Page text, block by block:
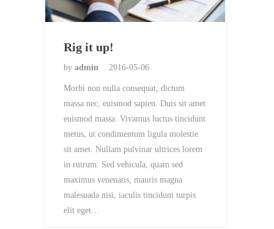
Rig it up!
by admin 2016-05-06
Morbi non nulla consequat, dictum
massa nec, euismod sapien. Duis sit amet
euismod massa. Vivamus luctus tincidunt
metus, ut condimentum ligula molestie
sit amet. Nullam pulvinar ultrices lorem
in rutrum. Sed vehicula, quam sed
maximus venenatis, mauris magna
malesuada nisi, iaculis tincidunt turpis
elit eget…